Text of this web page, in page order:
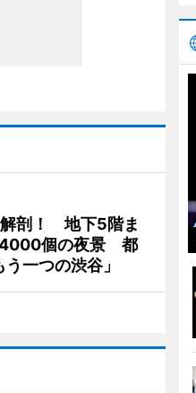
解剖！ 地下5階ま
個の夜景 都
一つの渋谷」